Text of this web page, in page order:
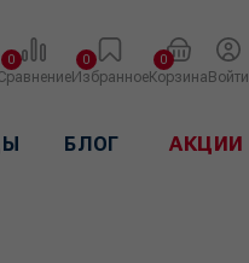
0
Избранное
0
Корзина
0
Войти
БЛОГ АКЦИИ